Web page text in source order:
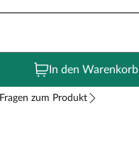
In den Warenkorb
Fragen zum Produkt